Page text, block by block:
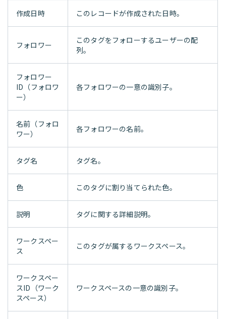
作成日時 このレコードが作成された日時。
フォロワー
このタグをフォローするユーザーの配
列。
フォロワー
ID（フォロワ
ー）
各フォロワーの一意の識別子。
名前（フォロ
ワー）
各フォロワーの名前。
タグ名 タグ名。
色 このタグに割り当てられた色。
説明 タグに関する詳細説明。
ワークスペー
ス
このタグが属するワークスペース。
ワークスペー
スID（ワーク
スペース）
ワークスペースの一意の識別子。